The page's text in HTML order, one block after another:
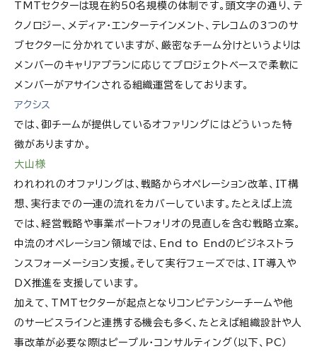
TMTセクターは現在約50名規模の体制です。頭文字の通り、テ
クノロジー、メディア・エンターテインメント、テレコムの3つのサ
ブセクターに分かれていますが、厳密なチーム分けというよりは
メンバーのキャリアプランに応じてプロジェクトベースで柔軟に
メンバーがアサインされる組織運営をしております。
アクシス
では、御チームが提供しているオファリングにはどういった特
徴がありますか。
大山様
われわれのオファリングは、戦略からオペレーション改革、IT構
想、実行までの一連の流れをカバーしています。たとえば上流
では、経営戦略や事業ポートフォリオの見直しを含む戦略立案。
中流のオペレーション領域では、End to Endのビジネストラ
ンスフォーメーション支援。そして実行フェーズでは、IT導入や
DX推進を支援しています。
加えて、TMTセクターが起点となりコンピテンシーチームや他
のサービスラインと連携する機会も多く、たとえば組織設計や人
事改革が必要な際はピープル・コンサルティング（以下、PC）